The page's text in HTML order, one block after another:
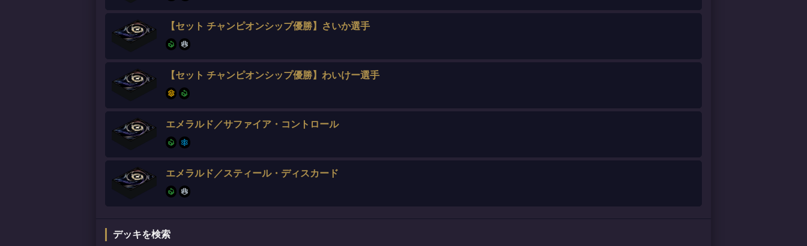
【セット チャンピオンシップ優勝】さいか選手
【セット チャンピオンシップ優勝】わいけー選手
エメラルド／サファイア・コントロール
エメラルド／スティール・ディスカード
デッキを検索